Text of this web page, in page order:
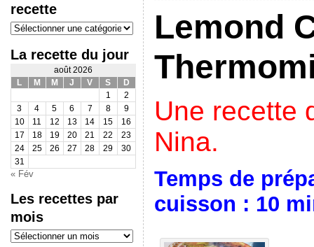
recette
Le
fichier
recette
La recette du jour
août 2026
L
M M J V S
D
1
2
3
4 5 6 7 8
9
10
11 12 13 14 15
16
17
18 19 20 21 22
23
24
25 26 27 28 29
30
31
« Fév
Les recettes par
mois
Les
recettes
Lemond
Une recette
Nina.
Temps de
cuisson : 10